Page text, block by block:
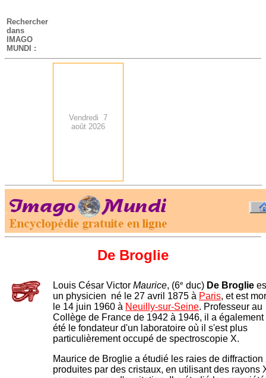
-
Rechercher
dans
IMAGO
MUNDI :
Vendredi 7
août 2026
.
De Broglie
Louis César Victor Maurice, (6e duc) De Broglie
un physicien né le 27 avril 1875 à Paris, et est
le 14 juin 1960 à Neuilly-sur-Seine. Professeur au
Collège de France de 1942 à 1946, il a également
été le fondateur d'un laboratoire où il s'est plus
particulièrement occupé de spectroscopie X.
Maurice de Broglie a étudié les raies de diffraction
produites par des cristaux, en utilisant des rayons